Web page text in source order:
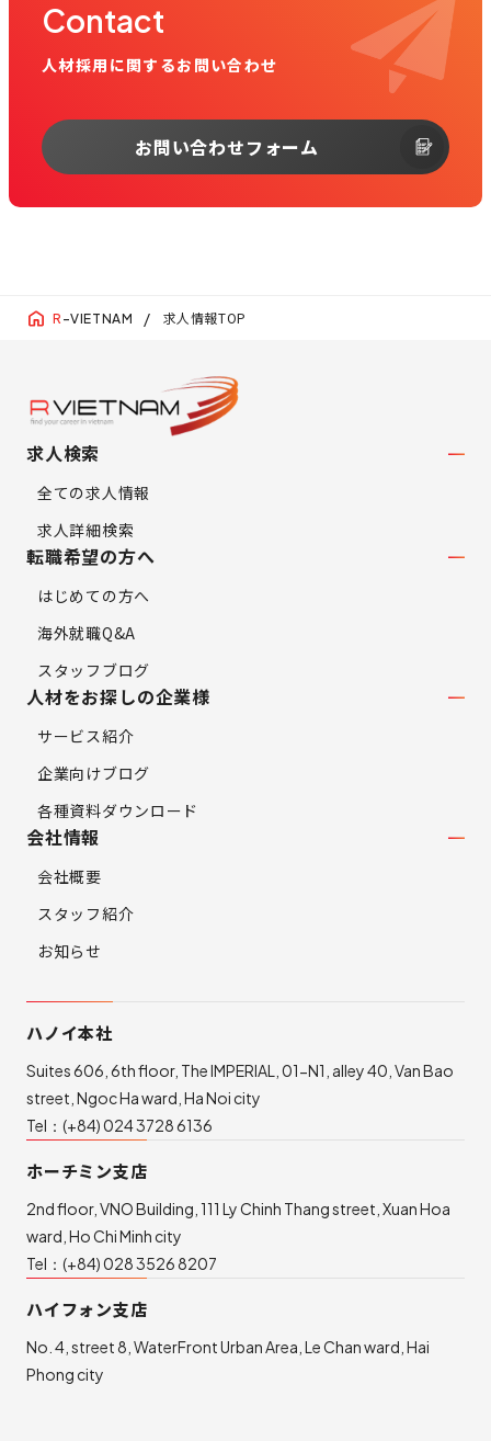
Contact
人材採用に関するお問い合わせ
お問い合わせフォーム
R -VIETNAM 求人情報TOP
求人検索
全ての求人情報
求人詳細検索
転職希望の方へ
はじめての方へ
海外就職Q&A
スタッフブログ
人材をお探しの企業様
サービス紹介
企業向けブログ
各種資料ダウンロード
会社情報
会社概要
スタッフ紹介
お知らせ
ハノイ本社
Suites 606, 6th floor, The IMPERIAL, 01-N1, alley 40, Van Bao
street, Ngoc Ha ward, Ha Noi city
Tel： (+84) 024 3728 6136
ホーチミン支店
2nd floor, VNO Building, 111 Ly Chinh Thang street, Xuan Hoa
ward, Ho Chi Minh city
Tel： (+84) 028 3526 8207
ハイフォン支店
No. 4, street 8, WaterFront Urban Area, Le Chan ward, Hai
Phong city